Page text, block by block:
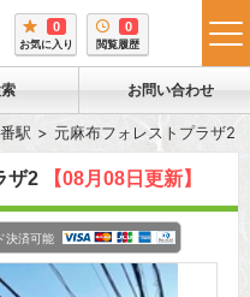
0
お気に入り
0
閲覧履歴
お問い合わせ
駅 元麻布フォレストプラザ2
ザ2 【08月08日更新】
決済可能